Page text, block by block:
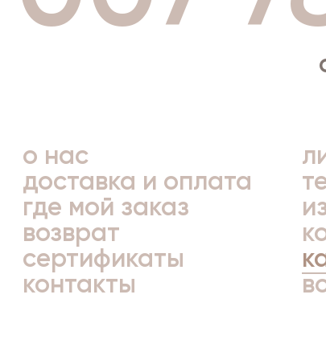
о нас
доставка и оплата
где мой заказ
возврат
сертификаты
контакты